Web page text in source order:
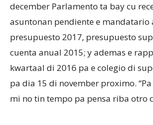
december Parlamento ta bay cu
asuntonan pendiente e mandatario
presupuesto 2017, presupuesto
cuenta anual 2015; y ademas e
kwartaal di 2016 pa e colegio di
pa dia 15 di november proximo.
mi no tin tempo pa pensa riba otro